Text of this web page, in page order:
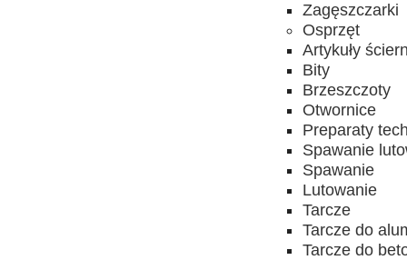
Zagęszczarki
Osprzęt
Artykuły
Bity
Brzeszczoty
Otwornice
Preparaty
Spawanie
Spawanie
Lutowanie
Tarcze
Tarcze do
Tarcze do